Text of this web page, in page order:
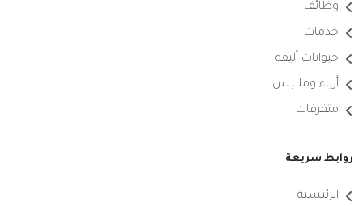
وظائف
خدمات
حيوانات أليفة
أزياء وملابس
متفرقات
روابط سريعة
الرئيسية